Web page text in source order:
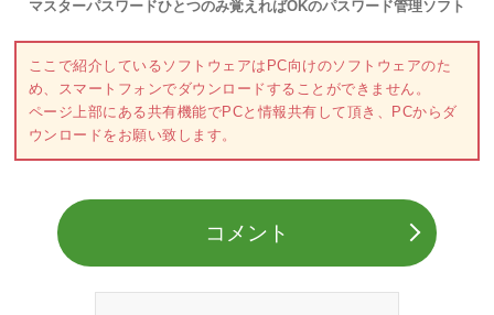
マスターパスワードひとつのみ覚えればOKのパスワード管理ソフト
ここで紹介しているソフトウェアはPC向けのソフトウェアのた
め、スマートフォンでダウンロードすることができません。
ページ上部にある共有機能でPCと情報共有して頂き、PCからダ
ウンロードをお願い致します。
コメント